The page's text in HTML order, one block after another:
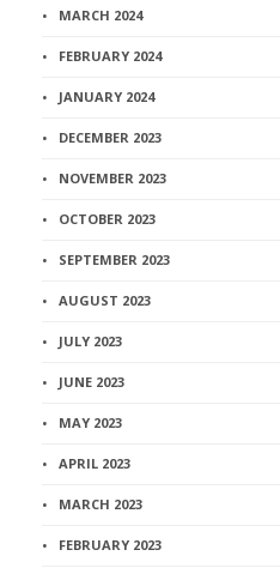
MARCH 2024
FEBRUARY 2024
JANUARY 2024
DECEMBER 2023
NOVEMBER 2023
OCTOBER 2023
SEPTEMBER 2023
AUGUST 2023
JULY 2023
JUNE 2023
MAY 2023
APRIL 2023
MARCH 2023
FEBRUARY 2023